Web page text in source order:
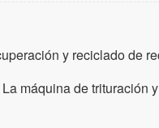
y reciclado de
La máquina de trituración